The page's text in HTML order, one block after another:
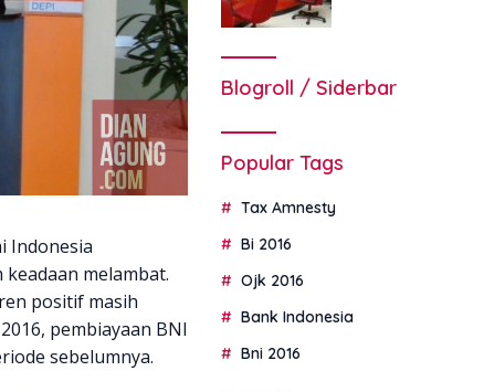
Indonesia
melambat.
positif masih
pembiayaan BNI
sebelumnya.
Blogroll / Siderbar
Popular Tags
Tax Amnesty
Bi 2016
Ojk 2016
Bank Indonesia
Bni 2016